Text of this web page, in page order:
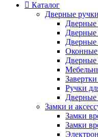
Каталог
Дверные ручки
Дверные
Дверные
Дверные
Оконные
Дверные
Ручки
Дверные
Замки и
Замки
Замки